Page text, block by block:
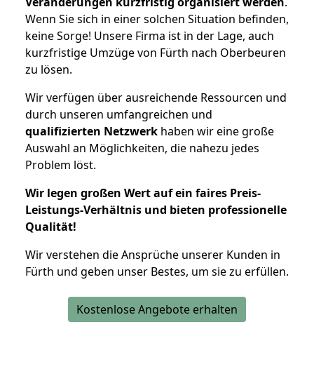
Wenn Sie sich in einer solchen Situation befinden,
keine Sorge! Unsere Firma ist in der Lage, auch
kurzfristige Umzüge von Fürth nach Oberbeuren
zu lösen.
Wir verfügen über ausreichende Ressourcen und
durch unseren umfangreichen und
qualifizierten Netzwerk haben wir eine große
Auswahl an Möglichkeiten, die nahezu jedes
Problem löst.
Wir legen großen Wert auf ein faires Preis-
Leistungs-Verhältnis und bieten professionelle
Qualität!
Wir verstehen die Ansprüche unserer Kunden in
Fürth und geben unser Bestes, um sie zu erfüllen.
Kostenlose Angebote erhalten